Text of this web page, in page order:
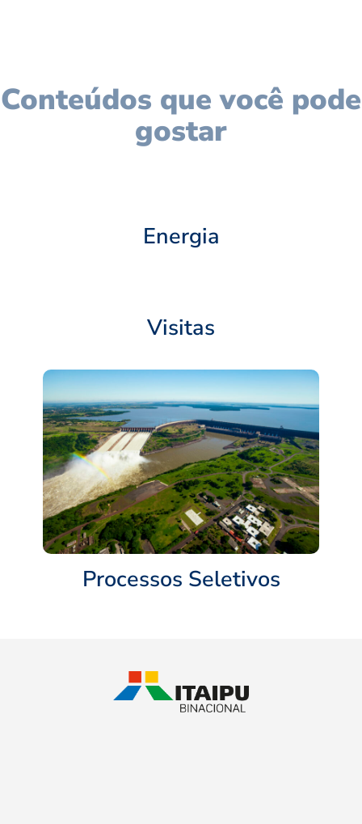
Conteúdos que você pode
gostar
Energia
Visitas
Processos Seletivos